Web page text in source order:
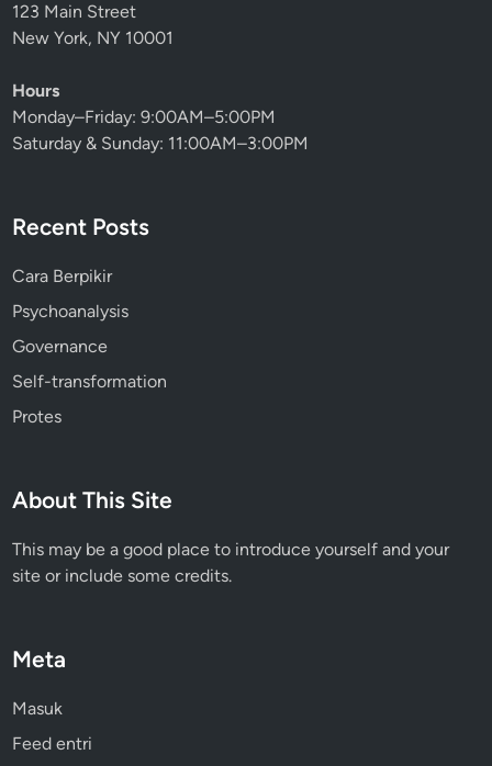
123 Main Street
New York, NY 10001
Hours
Monday–Friday: 9:00AM–5:00PM
Saturday & Sunday: 11:00AM–3:00PM
Recent Posts
Cara Berpikir
Psychoanalysis
Governance
Self-transformation
Protes
About This Site
This may be a good place to introduce yourself and your
site or include some credits.
Meta
Masuk
Feed entri